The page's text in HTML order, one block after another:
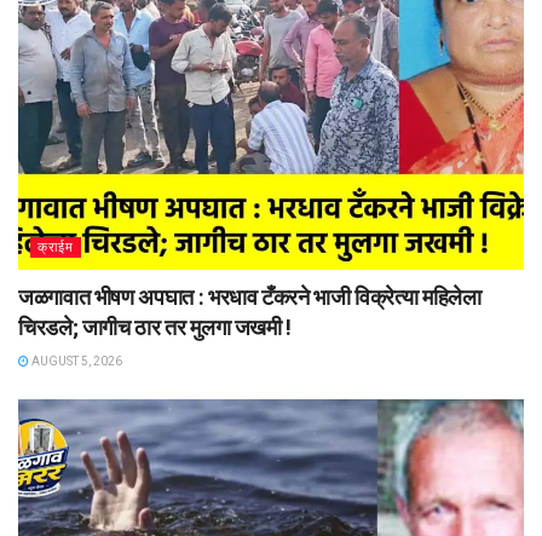
क्राईम
जळगावात भीषण अपघात : भरधाव टँकरने भाजी विक्रेत्या महिलेला
चिरडले; जागीच ठार तर मुलगा जखमी !
AUGUST 5, 2026